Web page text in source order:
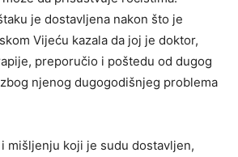
je dostavljena nakon što je
Vijeću kazala da joj je doktor,
preporučio i poštedu od dugog
njenog dugogodišnjeg problema
mišljenju koji je sudu dostavljen,